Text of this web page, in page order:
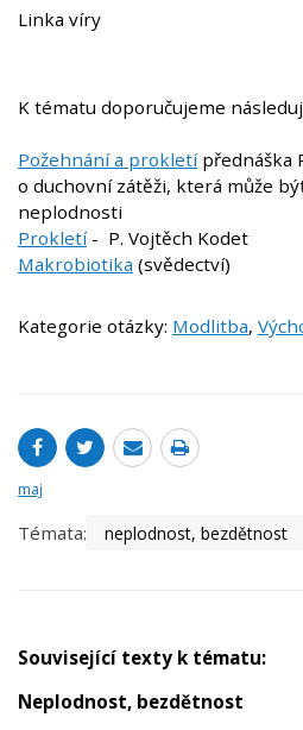
Linka víry
K tématu doporučujeme
Požehnání a prokletípřednáška
o duchovní zátěži, která může
neplodnosti
Prokletí- P. Vojtěch Kodet
Makrobiotika (svědectví)
Kategorie otázky: Modlitba,
maj
Témata: neplodnost, bezdětnost
Související texty k tématu:
Neplodnost, bezdětnost